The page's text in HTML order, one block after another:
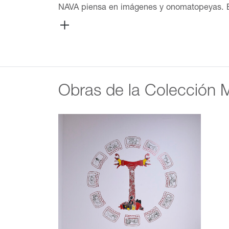
NAVA piensa en imágenes y
escritor, impresor, fotógrafo, pixel artist,
entrevistas con caricaturistas e
Artes y Diseño de San Carlos de la
serie animada “Trump Toons”. Su trabajo
siendo Pata de Perro. En el Museo
Vuh forma parte de la exposiciónEl tiempo
de marzo de 2023.
Obras de la Colección